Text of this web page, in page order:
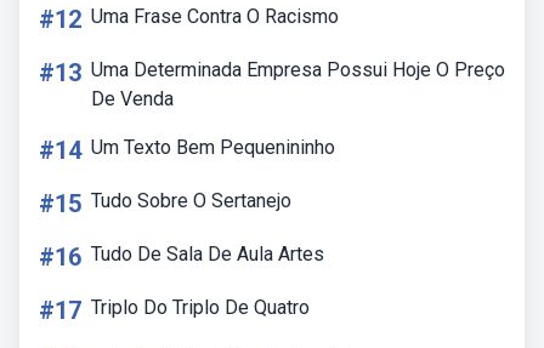
#12 Uma Frase Contra O Racismo
#13 Uma Determinada Empresa Possui Hoje O Preço
De Venda
#14 Um Texto Bem Pequenininho
#15 Tudo Sobre O Sertanejo
#16 Tudo De Sala De Aula Artes
#17 Triplo Do Triplo De Quatro